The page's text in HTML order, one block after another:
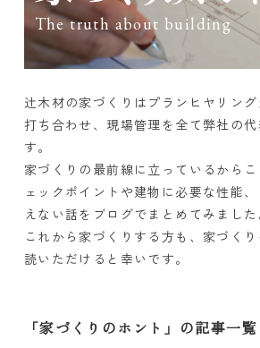
The truth about building
辻木材の家づくりはプランヒヤリン
打ち合わせ、現場管理を全て弊社の
す。
家づくりの最前線に立っているから
ェックポイントや建物に必要な性能
えない話をブログでまとめてみました
これから家づくりする方も、家づく
読いただけると幸いです。
「家づくりのホント」の記事一覧